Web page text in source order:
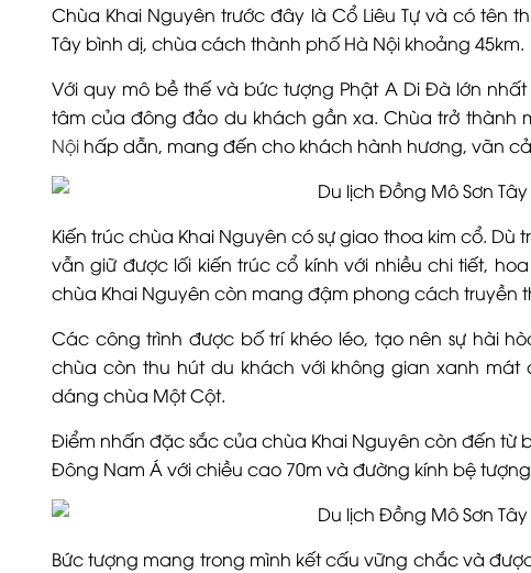
Chùa Khai Nguyên trước đây là Cổ Liêu Tự và có tên
Tây bình dị, chùa cách thành phố Hà Nội khoảng 45km.
Với quy mô bề thế và bức tượng Phật A Di Đà lớn
tâm của đông đảo du khách gần xa. Chùa trở thành
Nội hấp dẫn, mang đến cho khách hành hương, vãn
Kiến trúc chùa Khai Nguyên có sự giao thoa kim cổ.
vẫn giữ được lối kiến trúc cổ kính với nhiều chi tiết,
chùa Khai Nguyên còn mang đậm phong cách truyền
Các công trình được bố trí khéo léo, tạo nên sự hài
chùa còn thu hút du khách với không gian xanh
dáng chùa Một Cột.
Điểm nhấn đặc sắc của chùa Khai Nguyên còn đến từ
Đông Nam Á với chiều cao 70m và đường kính bệ
Bức tượng mang trong mình kết cấu vững chắc và